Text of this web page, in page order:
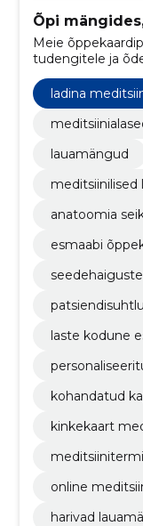
Õpi
Meie
tudengitele ja
ladina
lauamängud
meditsiinilised
anatoomia
esmaabi
laste kodune
kohandatud
kinkekaart
online
harivad